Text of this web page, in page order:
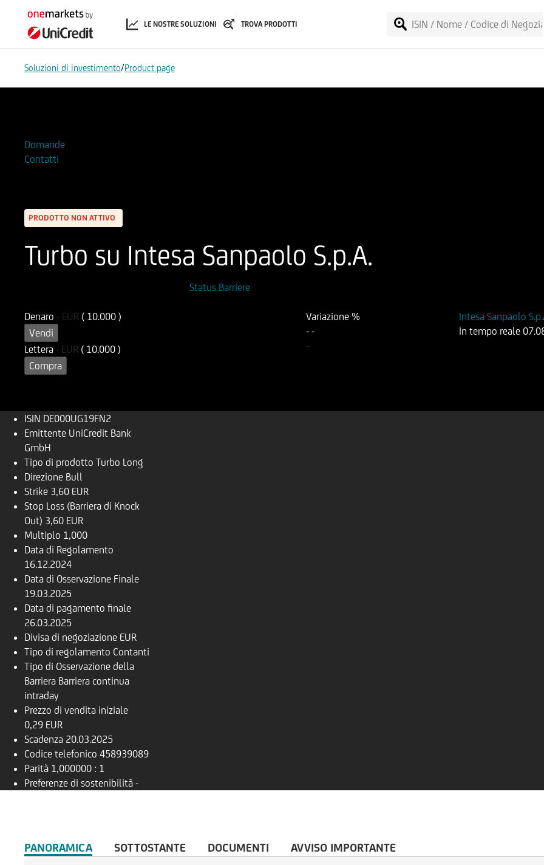
LE NOSTRE SOLUZIONI TROVA PRODOTTI
Soluzioni di investimento/Product page
Domande
Contatti
PRODOTTO NON ATTIVO
Turbo su Intesa Sanpaolo S.p.A.
Status Barriere
Denaro - EUR ( 10.000 )
Vendi
Lettera - EUR ( 10.000 )
Compra
Variazione %
--
-
Intesa Sanpaolo
In tempo reale
ISIN DE000UG19FN2
Emittente UniCredit Bank
GmbH
Tipo di prodotto Turbo Long
Direzione Bull
Strike 3,60 EUR
Stop Loss (Barriera di Knock
Out) 3,60 EUR
Multiplo 1,000
Data di Regolamento
16.12.2024
Data di Osservazione Finale
19.03.2025
Data di pagamento finale
26.03.2025
Divisa di negoziazione EUR
Tipo di regolamento Contanti
Tipo di Osservazione della
Barriera Barriera continua
intraday
Prezzo di vendita iniziale
0,29 EUR
Scadenza 20.03.2025
Codice telefonico 458939089
Parità 1,000000 : 1
Preferenze di sostenibilità -
PANORAMICA SOTTOSTANTE DOCUMENTI AVVISO IMPORTANTE